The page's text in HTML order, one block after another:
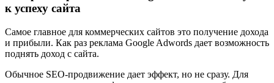
к успеху сайта
Самое главное для коммерческих сайтов это получение дохода
и прибыли. Как раз реклама Google Adwords дает возможность
поднять доход с сайта.
Обычное SEO-продвижение дает эффект, но не сразу. Для